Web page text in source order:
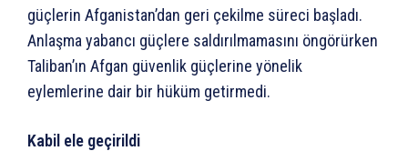
güçlerin Afganistan’dan geri çekilme süreci başladı.
Anlaşma yabancı güçlere saldırılmamasını öngörürken
Taliban’ın Afgan güvenlik güçlerine yönelik
eylemlerine dair bir hüküm getirmedi.
Kabil ele geçirildi